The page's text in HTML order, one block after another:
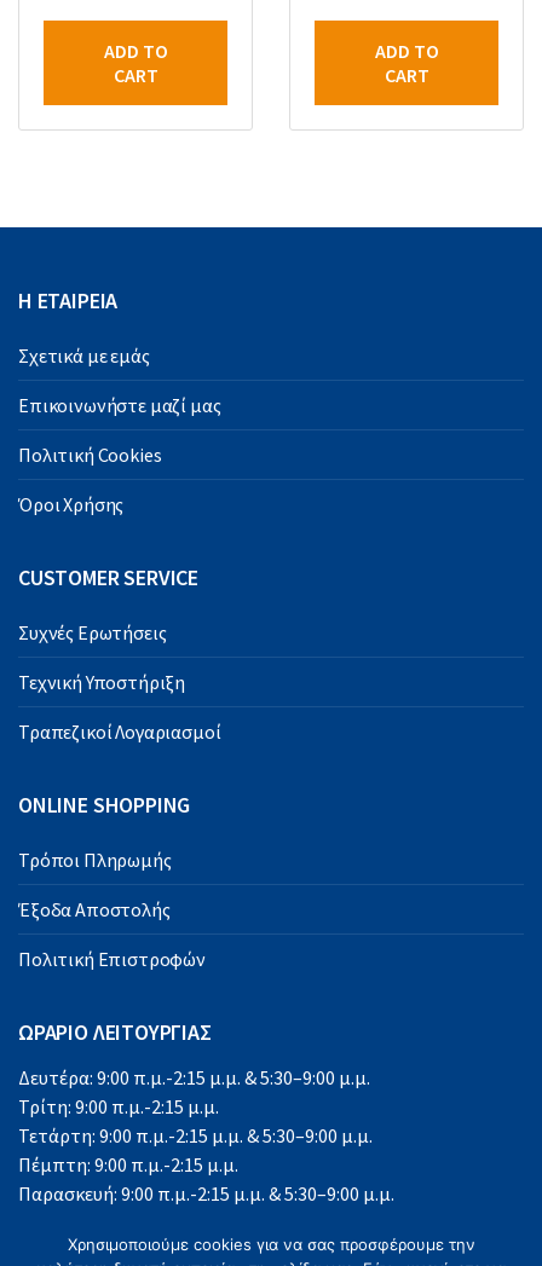
ADD TO
CART
ADD TO
CART
Η ΕΤΑΙΡΕΙΑ
Σχετικά με εμάς
Επικοινωνήστε μαζί μας
Πολιτική Cookies
Όροι Χρήσης
CUSTOMER SERVICE
Συχνές Ερωτήσεις
Τεχνική Υποστήριξη
Τραπεζικοί Λογαριασμοί
ONLINE SHOPPING
Τρόποι Πληρωμής
Έξοδα Αποστολής
Πολιτική Επιστροφών
ΩΡΑΡΙΟ ΛΕΙΤΟΥΡΓΙΑΣ
Δευτέρα: 9:00 π.μ.-2:15 μ.μ. & 5:30–9:00 μ.μ.
Τρίτη: 9:00 π.μ.-2:15 μ.μ.
Τετάρτη: 9:00 π.μ.-2:15 μ.μ. & 5:30–9:00 μ.μ.
Πέμπτη: 9:00 π.μ.-2:15 μ.μ.
Παρασκευή: 9:00 π.μ.-2:15 μ.μ. & 5:30–9:00 μ.μ.
Κυριακή: Κλειστά
Χρησιμοποιούμε cookies για να σας προσφέρουμε την